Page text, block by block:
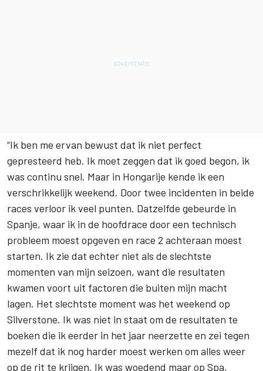
“Ik ben me ervan bewust dat ik niet perfect
gepresteerd heb. Ik moet zeggen dat ik goed begon, ik
was continu snel. Maar in Hongarije kende ik een
verschrikkelijk weekend. Door twee incidenten in beide
races verloor ik veel punten. Datzelfde gebeurde in
Spanje, waar ik in de hoofdrace door een technisch
probleem moest opgeven en race 2 achteraan moest
starten. Ik zie dat echter niet als de slechtste
momenten van mijn seizoen, want die resultaten
kwamen voort uit factoren die buiten mijn macht
lagen. Het slechtste moment was het weekend op
Silverstone. Ik was niet in staat om de resultaten te
boeken die ik eerder in het jaar neerzette en zei tegen
mezelf dat ik nog harder moest werken om alles weer
op de rit te krijgen. Ik was woedend maar op Spa,